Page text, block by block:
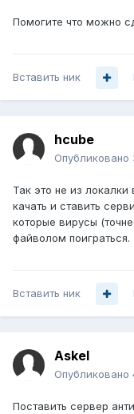
Помогите что можно
Вставить ник
hcube
Опубликовано
Так это не из
качать и ставить
которые вирусы
файволом поиграться.
Вставить ник
Askel
Опубликовано
Поставить сервер